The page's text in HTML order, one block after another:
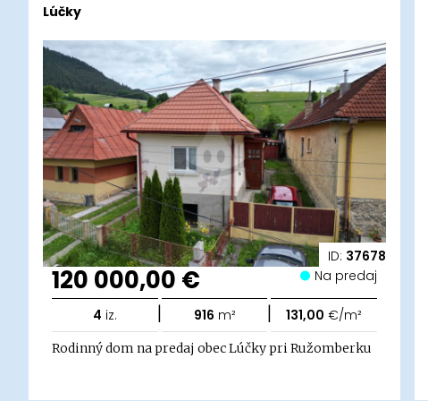
ID: 37678
Lúčky
120 000,00 € Na predaj
4 iz. | 916 m² | 131,00 €/m²
Rodinný dom na predaj obec Lúčky pri Ružomberku